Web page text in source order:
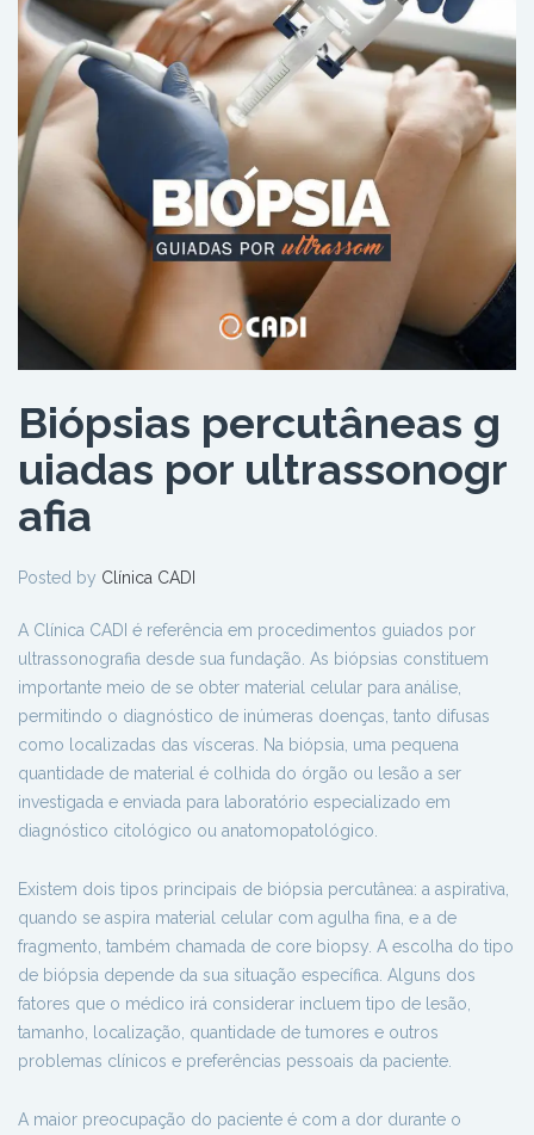
Biópsias percutâneas g
uiadas por ultrassonogr
afia
Posted by Clínica CADI
A Clínica CADI é referência em procedimentos guiados por
ultrassonografia desde sua fundação. As biópsias constituem
importante meio de se obter material celular para análise,
permitindo o diagnóstico de inúmeras doenças, tanto difusas
como localizadas das vísceras. Na biópsia, uma pequena
quantidade de material é colhida do órgão ou lesão a ser
investigada e enviada para laboratório especializado em
diagnóstico citológico ou anatomopatológico.
Existem dois tipos principais de biópsia percutânea: a aspirativa,
quando se aspira material celular com agulha fina, e a de
fragmento, também chamada de core biopsy. A escolha do tipo
de biópsia depende da sua situação específica. Alguns dos
fatores que o médico irá considerar incluem tipo de lesão,
tamanho, localização, quantidade de tumores e outros
problemas clínicos e preferências pessoais da paciente.
A maior preocupação do paciente é com a dor durante o